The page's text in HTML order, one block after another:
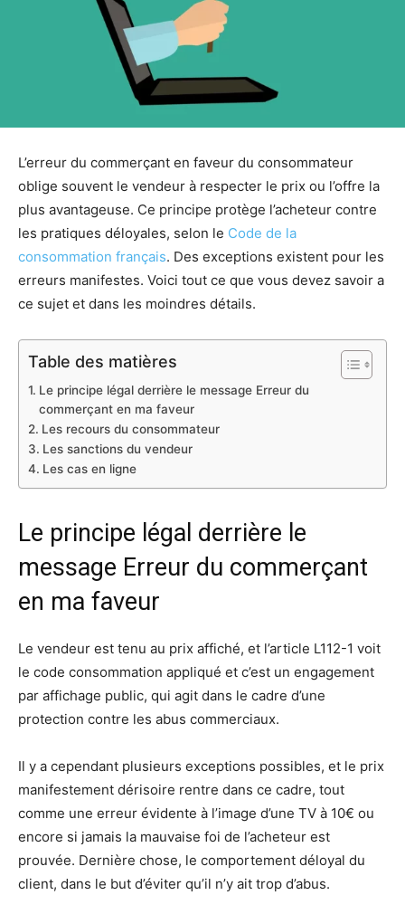
L’erreur du commerçant en faveur du consommateur
oblige souvent le vendeur à respecter le prix ou l’offre la
plus avantageuse. Ce principe protège l’acheteur contre
les pratiques déloyales, selon le Code de la
consommation français. Des exceptions existent pour les
erreurs manifestes. Voici tout ce que vous devez savoir a
ce sujet et dans les moindres détails.
Table des matières
Le principe légal derrière le message Erreur du
commerçant en ma faveur
Les recours du consommateur
Les sanctions du vendeur
Les cas en ligne
Le principe légal derrière le
message Erreur du commerçant
en ma faveur
Le vendeur est tenu au prix affiché, et l’article L112-1 voit
le code consommation appliqué et c’est un engagement
par affichage public, qui agit dans le cadre d’une
protection contre les abus commerciaux.​
Il y a cependant plusieurs exceptions possibles, et le prix
manifestement dérisoire rentre dans ce cadre, tout
comme une erreur évidente à l’image d’une TV à 10€ ou
encore si jamais la mauvaise foi de l’acheteur est
prouvée.​ Dernière chose, le comportement déloyal du
client, dans le but d’éviter qu’il n’y ait trop d’abus.